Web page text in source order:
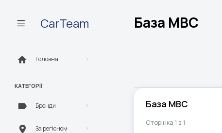
CarTeam База МВС
Головна
КАТЕГОРІЇ
Бренди
За регіоном
База МВС
Сторінка 1 з 1